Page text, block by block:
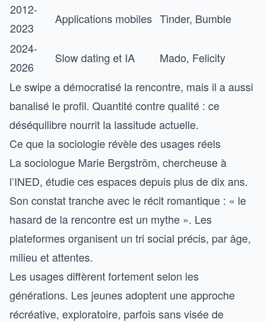
2012-
2023
Applications mobiles Tinder, Bumble
2024-
2026
Slow dating et IA
Mado, Felicity
Le swipe a démocratisé la rencontre, mais il a aussi
banalisé le profil. Quantité contre qualité : ce
déséquilibre nourrit la lassitude actuelle.
Ce que la sociologie révèle des usages réels
La sociologue Marie Bergström, chercheuse à
l’INED, étudie ces espaces depuis plus de dix ans.
Son constat tranche avec le récit romantique : « le
hasard de la rencontre est un mythe ». Les
plateformes organisent un tri social précis, par âge,
milieu et attentes.
Les usages diffèrent fortement selon les
générations. Les jeunes adoptent une approche
récréative, exploratoire, parfois sans visée de